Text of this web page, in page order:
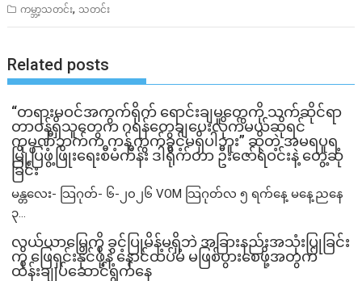
ကမ္ဘာ့သတင်း, သတင်း
Related posts
“တရားမဝင်အကွက်ရိုက် ရောင်းချမှုတွေကို သက်ဆိုင်ရာ
တာဝန်ရှိသူတွေက ဂရန်တွေချပေးလိုက်မယ်ဆိုရင်
ကုမ္ပဏီဘက်က ကန့်ကွက်ခွင့်မရှိပါဘူး” ဆိုတဲ့ အမရပူရ
မြို့ပြဖွံ့ဖြိုးရေးစီမံကိန်း ဒါရိုက်တာ ဦးဇော်ရဲဝင်းနဲ့ တွေ့ဆုံ
ခြင်း
မန္တလေး- သြဂုတ်- ၆-၂၀၂၆ VOM သြဂုတ်လ ၅ ရက်နေ့ မနေ့ညနေ
၃...
လယ်ယာမြေကို ခွင့်ပြုမိန့်မရှိဘဲ အခြားနည်းအသုံးပြုခြင်း
ကို ဖြေရှင်းနိုင်ဖို့နဲ့ နောင်ထပ်မံ မဖြစ်ပွားစေဖို့အတွက်
ထိန်းချုပ်ဆောင်ရွက်နေ